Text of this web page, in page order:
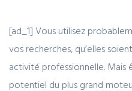
[ad_1] Vous utilisez
vos recherches, qu’elles
activité professionnelle. Mais
potentiel du plus grand